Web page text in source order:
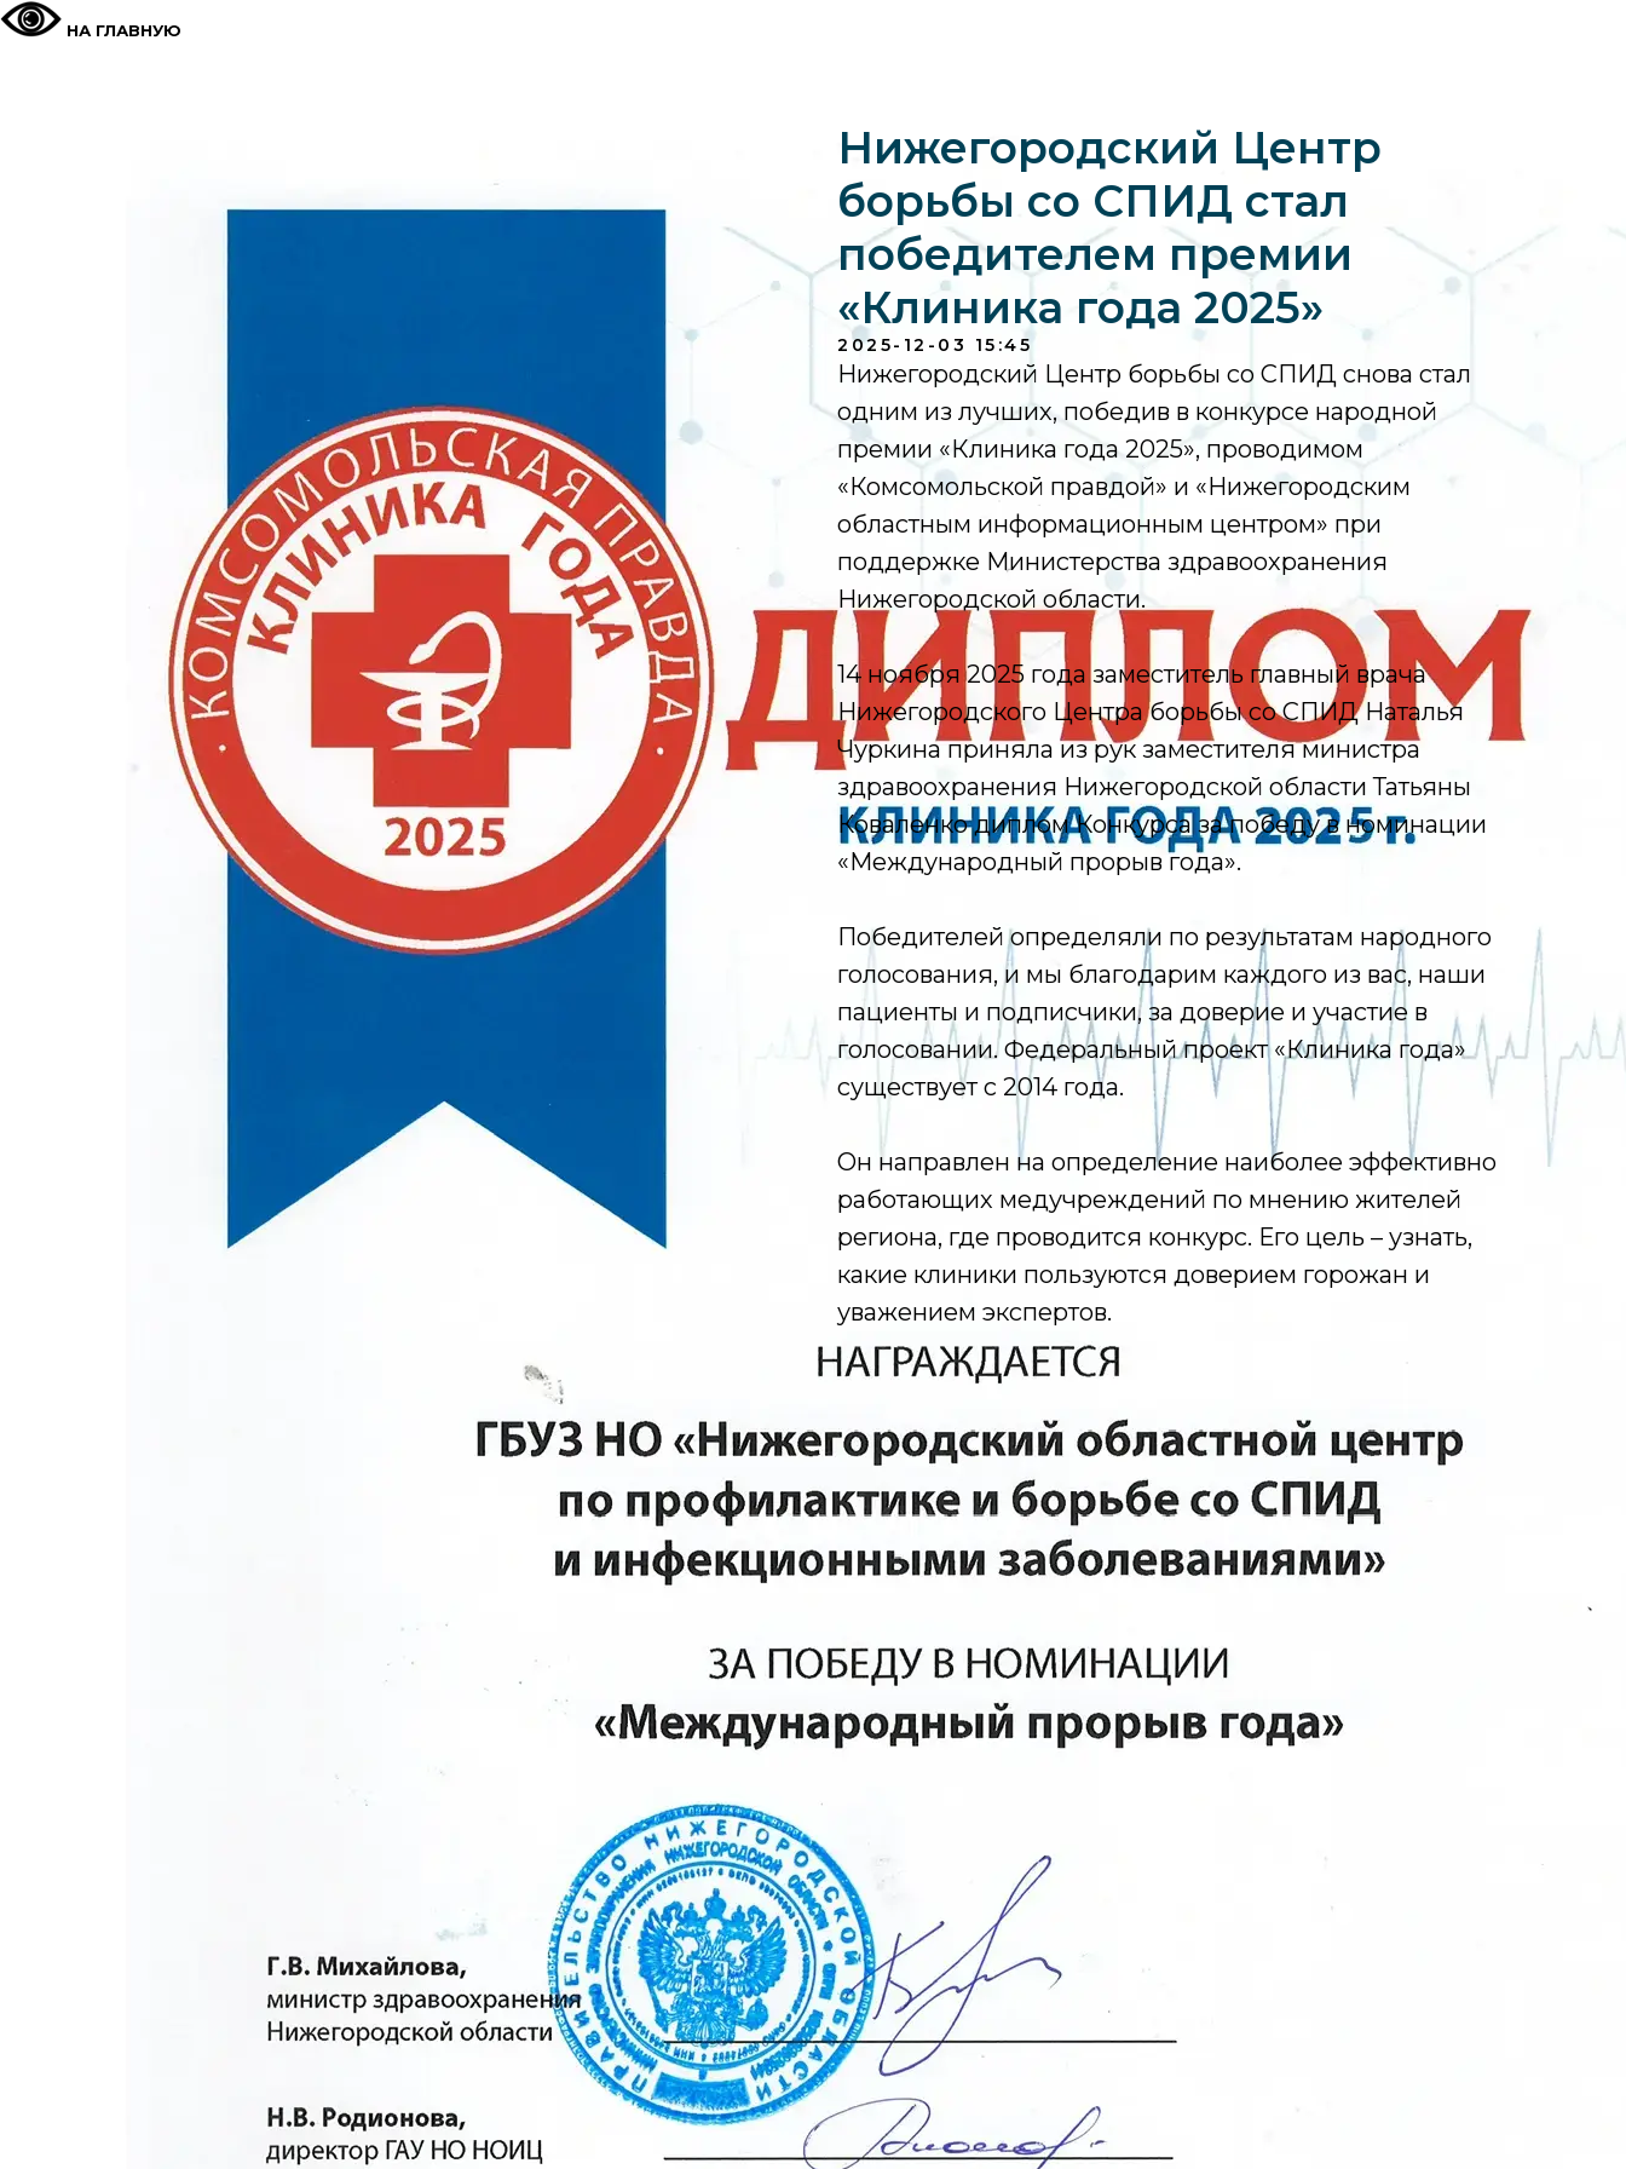
НА ГЛАВНУЮ
Нижегородский Центр
борьбы со СПИД стал
победителем премии
«Клиника года 2025»
2025-12-03 15:45
Нижегородский Центр борьбы со СПИД снова стал
одним из лучших, победив в конкурсе народной
премии «Клиника года 2025», проводимом
«Комсомольской правдой» и «Нижегородским
областным информационным центром» при
поддержке Министерства здравоохранения
Нижегородской области.
14 ноября 2025 года заместитель главный врача
Нижегородского Центра борьбы со СПИД Наталья
Чуркина приняла из рук заместителя министра
здравоохранения Нижегородской области Татьяны
Коваленко диплом Конкурса за победу в номинации
«Международный прорыв года».
Победителей определяли по результатам народного
голосования, и мы благодарим каждого из вас, наши
пациенты и подписчики, за доверие и участие в
голосовании. Федеральный проект «Клиника года»
существует с 2014 года.
Он направлен на определение наиболее эффективно
работающих медучреждений по мнению жителей
региона, где проводится конкурс. Его цель – узнать,
какие клиники пользуются доверием горожан и
уважением экспертов.